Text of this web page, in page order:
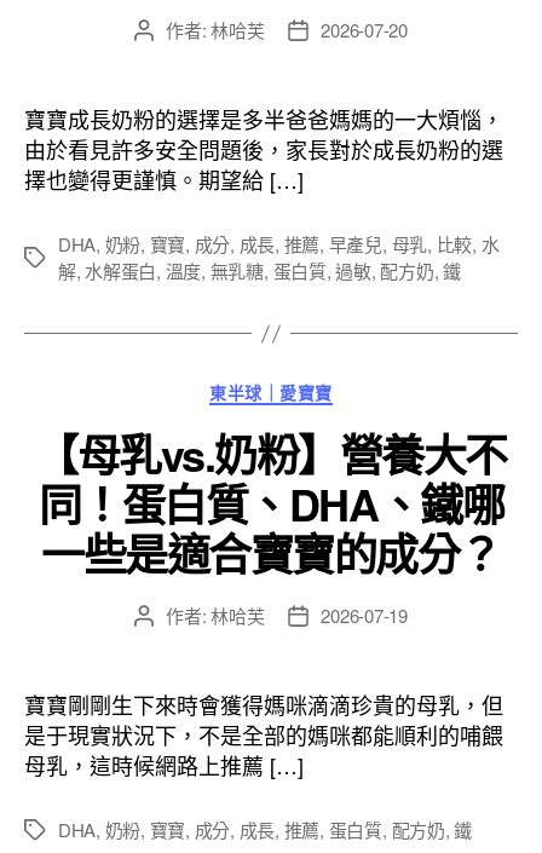
文
者
作者:林哈芙
文
佈
日
期
2026-07-20
寶寶成長奶粉的選擇是多半爸爸媽媽的一大煩惱，
由於看見許多安全問題後，家長對於成長奶粉的選
擇也變得更謹慎。期望給 […]
標
DHA, 奶粉, 寶寶, 成分, 成長, 推薦, 早產兒, 母乳, 比較, 水
解, 水解蛋白, 溫度, 無乳糖, 蛋白質,過敏,配方奶,鐵
分
類
東半球｜愛寶寶
【母乳vs.奶粉】營養大不
同！蛋白質、DHA、鐵哪
一些是適合寶寶的成分？
文
者
作者:林哈芙
文
佈
日
期
2026-07-19
寶寶剛剛生下來時會獲得媽咪滴滴珍貴的母乳，但
是于現實狀況下，不是全部的媽咪都能順利的哺餵
母乳，這時候網路上推薦 […]
標
DHA, 奶粉, 寶寶, 成分, 成長, 推薦, 蛋白質, 配方奶,鐵